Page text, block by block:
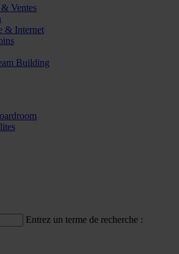
Ventes
& Internet
Building
Entrez un terme de recherche :